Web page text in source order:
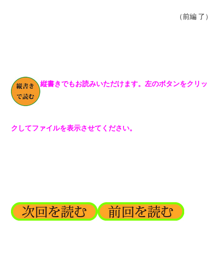
（前編 了）
縦書きでもお読みいただけます。左のボタンをクリッ
クしてファイルを表示させてください。